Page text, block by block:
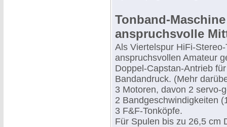
Tonband-
anspruchsvolle
Als Viertelspur HiFi-
anspruchsvollen Amateur
Doppel-Capstan-Antrieb
Bandandruck. (Mehr
3 Motoren, davon 2 servo-
2 Bandgeschwindigkeiten
3 F&F-Tonköpfe.
Für Spulen bis zu 26,5 cm